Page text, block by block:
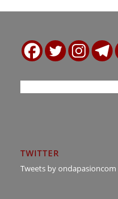
TWITTER
Tweets by ondapasioncom